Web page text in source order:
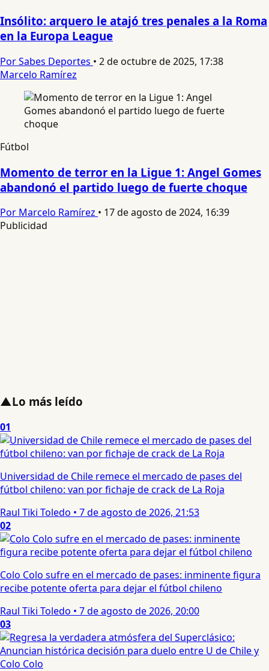
Insólito: arquero le atajó tres penales a la Roma
en la Europa League
Por Sabes Deportes • 2 de octubre de 2025, 17:38
Marcelo Ramírez
Fútbol
Momento de terror en la Ligue 1: Angel Gomes
abandonó el partido luego de fuerte choque
Por Marcelo Ramírez • 17 de agosto de 2024, 16:39
Publicidad
▲Lo más leído
01
Universidad de Chile remece el mercado de pases del
fútbol chileno: van por fichaje de crack de La Roja
Raul Tiki Toledo • 7 de agosto de 2026, 21:53
02
Colo Colo sufre en el mercado de pases: inminente figura
recibe potente oferta para dejar el fútbol chileno
Raul Tiki Toledo • 7 de agosto de 2026, 20:00
03